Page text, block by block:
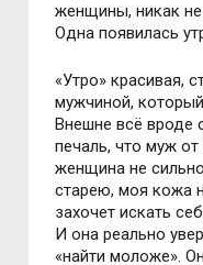
женщины, никак
Одна появилась
«Утро» красивая,
мужчиной,
Внешне всё вроде
печаль, что муж
женщина не
старею, моя кожа
захочет искать
И она реально
«найти моложе».